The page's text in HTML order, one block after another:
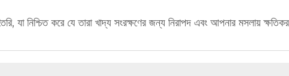
নিশ্চিত করে যে তারা খাদ্য সংরক্ষণের জন্য নিরাপদ এবং আপনার মসলায়